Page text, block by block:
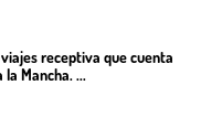
viajes receptiva que cuenta
Mancha. ...